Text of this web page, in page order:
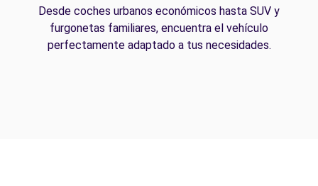
Desde coches urbanos económicos hasta SUV y
furgonetas familiares, encuentra el vehículo
perfectamente adaptado a tus necesidades.